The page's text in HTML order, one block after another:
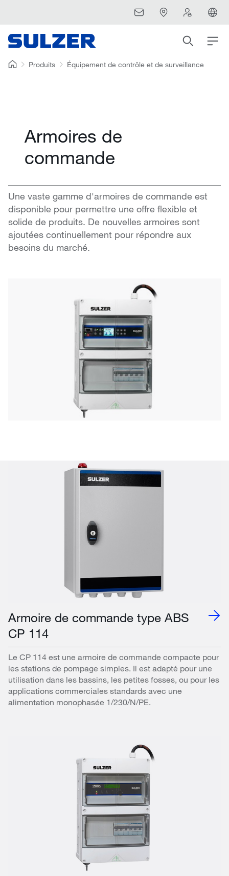
Produits Équipement de contrôle et de surveillance
Armoires de
commande
Une vaste gamme d'armoires de commande est
disponible pour permettre une offre flexible et
solide de produits. De nouvelles armoires sont
ajoutées continuellement pour répondre aux
besoins du marché.
Armoire de commande type ABS
CP 114
Le CP 114 est une armoire de commande compacte pour
les stations de pompage simples. Il est adapté pour une
utilisation dans les bassins, les petites fosses, ou pour les
applications commerciales standards avec une
alimentation monophasée 1/230/N/PE.